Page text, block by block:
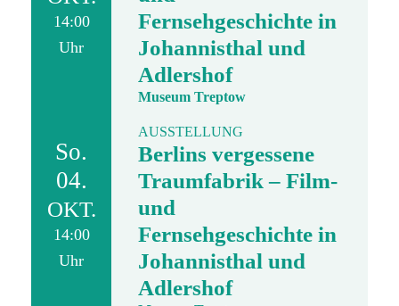
14:00
Uhr
Fernsehgeschichte in
Johannisthal und
Adlershof
Museum Treptow
So.
04.
OKT.
14:00
Uhr
AUSSTELLUNG
Berlins vergessene
Traumfabrik – Film-
und
Fernsehgeschichte in
Johannisthal und
Adlershof